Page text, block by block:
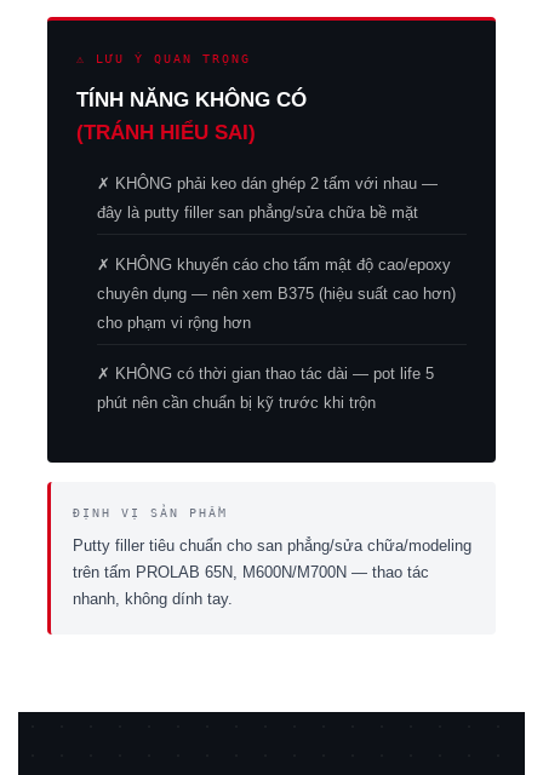
⚠ LƯU Ý QUAN TRỌNG
TÍNH NĂNG KHÔNG CÓ
(TRÁNH HIỂU SAI)
✗ KHÔNG phải keo dán ghép 2 tấm với nhau —
đây là putty filler san phẳng/sửa chữa bề mặt
✗ KHÔNG khuyến cáo cho tấm mật độ cao/epoxy
chuyên dụng — nên xem B375 (hiệu suất cao hơn)
cho phạm vi rộng hơn
✗ KHÔNG có thời gian thao tác dài — pot life 5
phút nên cần chuẩn bị kỹ trước khi trộn
ĐỊNH VỊ SẢN PHẨM
Putty filler tiêu chuẩn cho san phẳng/sửa chữa/modeling
trên tấm PROLAB 65N, M600N/M700N — thao tác
nhanh, không dính tay.